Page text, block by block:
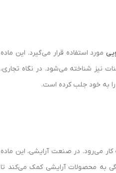
مورد استفاده قرار می‌گیرد. این ماده
نیز شناخته می‌شود. در نگاه تجاری،
را به خود جلب کرده است.
می‌رود. در صنعت آرایشی، این ماده
به محصولات آرایشی کمک می‌کند تا